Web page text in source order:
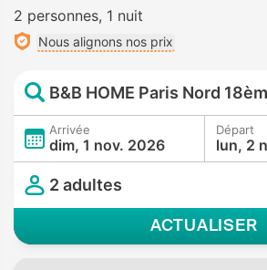
2 personnes 1 nuit
Nous alignons nos prix
B&B HOME Paris Nord
Arrivée
dim, 1 nov. 2026
Départ
lun, 2
2 adultes
ACTUALISER